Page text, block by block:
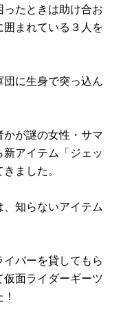
たときは助け合お
まれている３人を
に生身で突っ込ん
が謎の女性・サマ
アイテム「ジェッ
ました。
知らないアイテム
バーを貸してもら
面ライダーギーツ